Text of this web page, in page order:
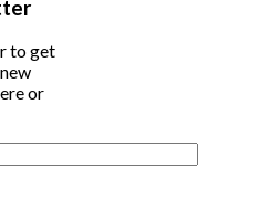
to get
or